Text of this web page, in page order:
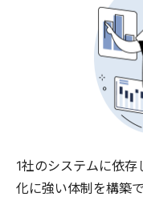
1社のシステムに依
化に強い体制を構築